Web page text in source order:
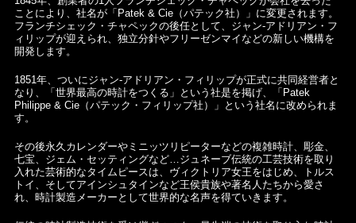
ことにより、社名が「Patek & Cie（パテック社）」に変更されます。
フランチシェック・チャペックの後任として、ジャン-アドリアン・フ
ィリップが迎えられ、独立分針やフリーゼンマイなどの新しい機構を
開発します。
1851年、ついにジャン-アドリアン・フィリップが正式に共同経営者と
なり、「世界最高の時計をつくる」という社是を掲げ、「Patek
Philippe & Cie（パテック・フィリップ社）」という社名に改められま
す。
その後永久カレンダーやミニッツリピーターなどの複雑時計、彫金、
七宝、ジェム・セッティングなど…ジュネーブ伝統の工芸技術を取り
入れた芸術的なタイムピースは、ヴィクトリア女王をはじめ、トルス
トイ、そしてアインシュタインなど王侯貴族や著名人たちから愛さ
れ、時計製造メーカーとして世界的な名声を得ていきます。